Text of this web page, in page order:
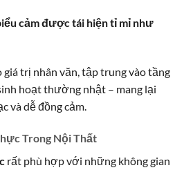
cảm được tái hiện tỉ mỉ như
giá trị nhân văn, tập trung vào tầng
hoạt thường nhật – mang lại
và dễ đồng cảm.
Trong Nội Thất
rất phù hợp với những không gian